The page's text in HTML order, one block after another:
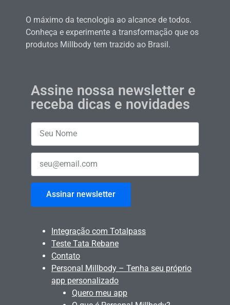
O máximo da tecnologia ao alcance de todos.
Conheça e experimente a transformação que os
produtos Millbody tem trazido ao Brasil.
Assine nossa newsletter e
receba dicas e novidades
Assinar newsletter
Integração com Totalpass
Teste Tata Rebane
Contato
Personal Millbody – Tenha seu próprio
app personalizado
Quero meu app